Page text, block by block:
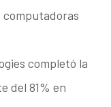
completó la
del 81% en